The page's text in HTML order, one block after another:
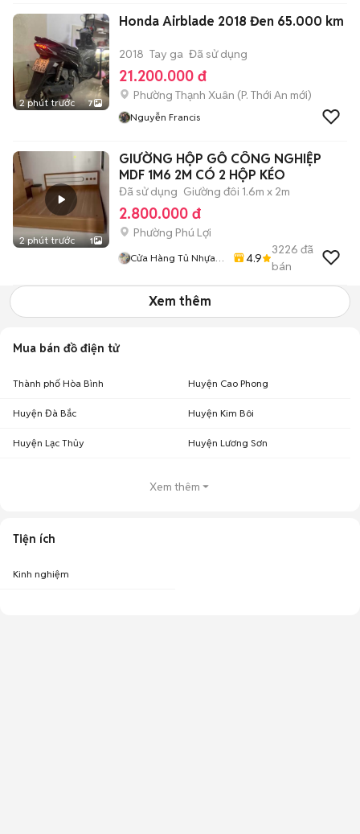
2 phút trước 7
Honda Airblade 2018 Đen 65.000 km
2018 Tay ga Đã sử dụng
21.200.000 đ
Phường Thạnh Xuân (P. Thới An mới)
Nguyễn Francis
2 phút trước 1
GIƯỜNG HỘP GỖ CÔNG NGHIỆP
MDF 1M6 2M CÓ 2 HỘP KÉO
Đã sử dụng Giường đôi 1.6m x 2m
2.800.000 đ
Phường Phú Lợi
Cửa Hàng Tủ Nhựa
Quân
4.9
3226 đã
bán
Xem thêm
Mua bán đồ điện tử
Thành phố Hòa Bình Huyện Cao Phong
Huyện Đà Bắc Huyện Kim Bôi
Huyện Lạc Thủy Huyện Lương Sơn
Xem thêm
Tiện ích
Kinh nghiệm